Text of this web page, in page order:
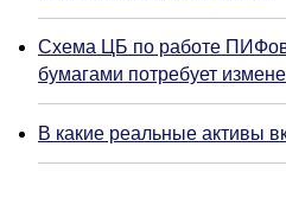
Схема ЦБ по работе
бумагами потребует
В какие реальные активы